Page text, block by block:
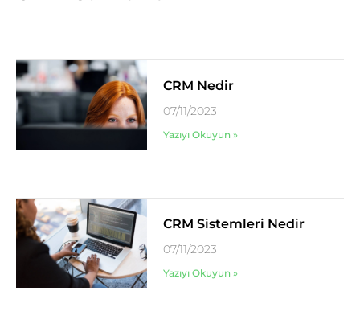
CRM Nedir
07/11/2023
Yazıyı Okuyun »
CRM Sistemleri Nedir
07/11/2023
Yazıyı Okuyun »